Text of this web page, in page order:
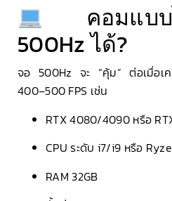
คอมแบบ
500Hz ได้?
จอ 500Hz จะ “คุ้ม” ต่อเมื่อเค
400–500 FPS เช่น
RTX 4080/4090 หรือ
CPU ระดับ i7/i9 หรือ
RAM 32GB